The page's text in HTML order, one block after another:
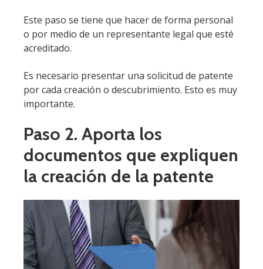
Este paso se tiene que hacer de forma personal
o por medio de un representante legal que esté
acreditado.
Es necesario presentar una solicitud de patente
por cada creación o descubrimiento. Esto es muy
importante.
Paso 2. Aporta los
documentos que expliquen
la creación de la patente